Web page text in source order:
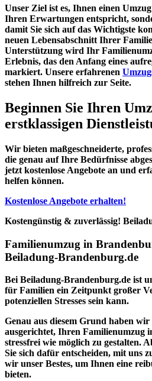
Unser Ziel ist es, Ihnen einen
Ihren Erwartungen entspricht,
damit Sie sich auf das Wichtigste
neuen Lebensabschnitt Ihrer
Unterstützung wird Ihr
Erlebnis, das den Anfang eines
markiert. Unsere erfahrenen
stehen Ihnen hilfreich zur Seite.
Beginnen Sie Ihren
erstklassigen
Wir bieten maßgeschneiderte,
die genau auf Ihre Bedürfnisse
jetzt kostenlose Angebote an und
helfen können.
Kostenlose Angebote erhalten!
Kostengünstig & zuverlässig!
Familienumzug in
Beiladung-Brandenburg.de
Bei Beiladung-Brandenburg.de ist
für Familien ein Zeitpunkt großer
potenziellen Stresses sein kann.
Genau aus diesem Grund haben
ausgerichtet, Ihren Familienumzug
stressfrei wie möglich zu gestalten.
Sie sich dafür entscheiden, mit uns
wir unser Bestes, um Ihnen eine
bieten.